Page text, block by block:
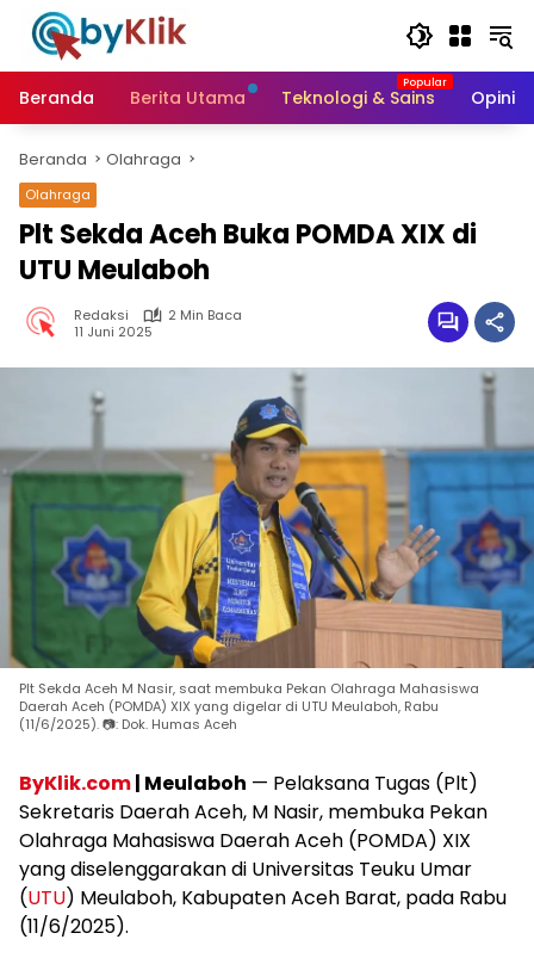
Langsung
konten
Beranda
Berita Utama Teknologi & Sains Opini
Beranda Olahraga
Olahraga
Plt Sekda Aceh Buka POMDA XIX di
UTU Meulaboh
Redaksi
2 Min Baca
11 Juni 2025
Plt Sekda Aceh M Nasir, saat membuka Pekan Olahraga Mahasiswa
Daerah Aceh (POMDA) XIX yang digelar di UTU Meulaboh, Rabu
(11/6/2025). 📷: Dok. Humas Aceh
ByKlik.com| Meulaboh — Pelaksana Tugas (Plt)
Sekretaris Daerah Aceh, M Nasir, membuka Pekan
Olahraga Mahasiswa Daerah Aceh (POMDA) XIX
yang diselenggarakan di Universitas Teuku Umar
(UTU) Meulaboh, Kabupaten Aceh Barat, pada Rabu
(11/6/2025).